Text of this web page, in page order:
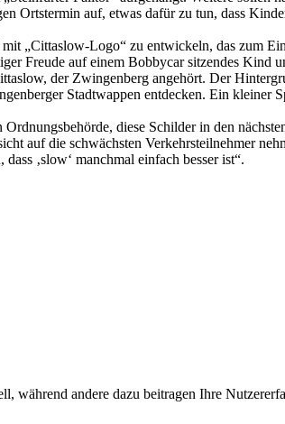
Ortstermin auf, etwas dafür zu tun, dass
„Cittaslow-Logo“ zu entwickeln, das zum
Freude auf einem Bobbycar sitzendes
der Zwingenberg angehört. Der
Stadtwappen entdecken. Ein kleiner
diese Schilder in den
auf die schwächsten Verkehrsteilnehmer
‚slow‘ manchmal einfach besser ist“.
während andere dazu beitragen Ihre